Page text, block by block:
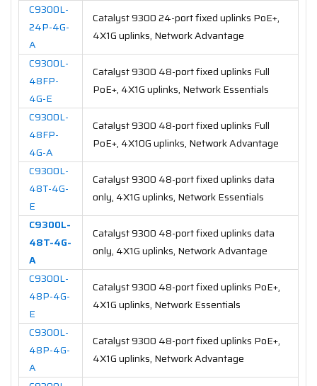
C9300L-
24P-4G-
A
Catalyst 9300 24-port fixed uplinks PoE+,
4X1G uplinks, Network Advantage
C9300L-
48FP-
4G-E
Catalyst 9300 48-port fixed uplinks Full
PoE+, 4X1G uplinks, Network Essentials
C9300L-
48FP-
4G-A
Catalyst 9300 48-port fixed uplinks Full
PoE+, 4X10G uplinks, Network Advantage
C9300L-
48T-4G-
E
Catalyst 9300 48-port fixed uplinks data
only, 4X1G uplinks, Network Essentials
C9300L-
48T-4G-
A
Catalyst 9300 48-port fixed uplinks data
only, 4X1G uplinks, Network Advantage
C9300L-
48P-4G-
E
Catalyst 9300 48-port fixed uplinks PoE+,
4X1G uplinks, Network Essentials
C9300L-
48P-4G-
A
Catalyst 9300 48-port fixed uplinks PoE+,
4X1G uplinks, Network Advantage